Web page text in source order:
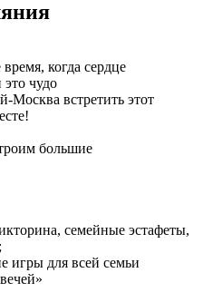
когда сердце
чудо
Москва встретить этот
большие
семейные эстафеты,
игры для всей семьи